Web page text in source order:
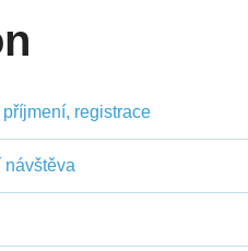
registrace
návštěva